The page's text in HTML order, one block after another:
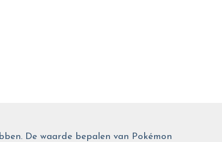
De waarde bepalen van Pokémon